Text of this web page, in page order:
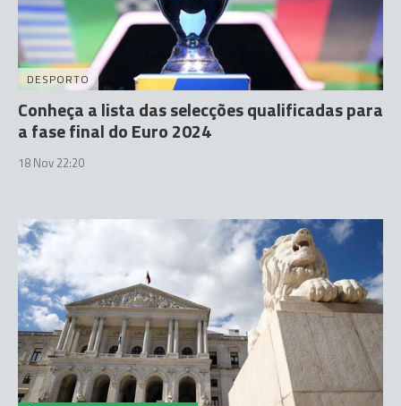
DESPORTO
Conheça a lista das selecções qualificadas para
a fase final do Euro 2024
18 Nov 22:20